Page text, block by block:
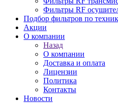
Фильтры RF
Подбор фильтров по
Акции
О компании
Назад
О компании
Доставка и оплата
Лицензии
Политика
Контакты
Новости